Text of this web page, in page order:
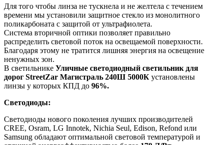
Для того чтобы линза не тускнела и не желтела с течением
времени мы установили защитное стекло из монолитного
поликарбоната с защитой от ультрафиолета.
Система вторичной оптики позволяет правильно
распределить световой поток на освещаемой поверхности.
Благодаря этому не тратится лишняя энергия на освещение
ненужных зон.
В светильнике Уличные светодиодный светильник для
дорог StreetZar Магистраль 240Ш 5000К установлены
линзы у которых КПД до 96%.
Светодиоды:
Светодиоды нового поколения лучших производителей
CREE, Osram, LG Innotek, Nichia Seul, Edison, Refond или
Samsung обладают оптимальной световой температурой и